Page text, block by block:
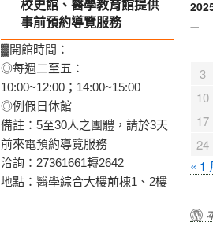
校史館、醫學教育館提供
事前預約導覽服務
▓開館時間：
◎每週二至五：
10:00~12:00；14:00~15:00
◎例假日休館
備註：5至30人之團體，請於3天
前來電預約導覽服務
洽詢：27361661轉2642
地點：醫學綜合大樓前棟1、2樓
一
3
10
17
24
« 1